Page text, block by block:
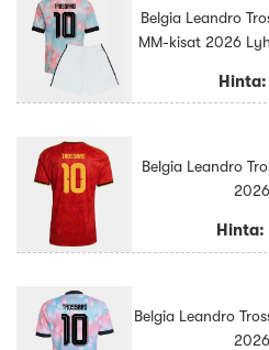
Belgia Leandro
MM-kisat 2026
Belgia Leandro
Hinta:
Belgia Leandro